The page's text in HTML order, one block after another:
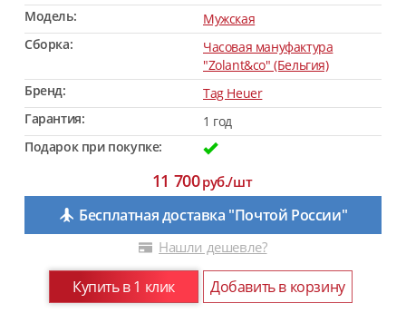
Модель:
Мужская
Сборка:
Часовая мануфактура
"Zolant&co" (Бельгия)
Бренд:
Tag Heuer
Гарантия:
1 год
Подарок при покупке:
11 700руб./шт
Бесплатная доставка "Почтой России"
Нашли дешевле?
Купить в 1 клик Добавить в корзину